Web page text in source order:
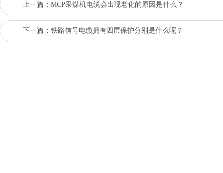
上一篇： MCP采煤机电缆会出现老化的原因是什么？
下一篇： 铁路信号电缆拥有四层保护分别是什么呢？